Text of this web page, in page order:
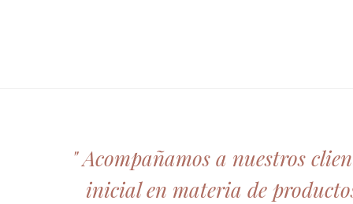
" Acompañamos a nuestros
inicial en materia de